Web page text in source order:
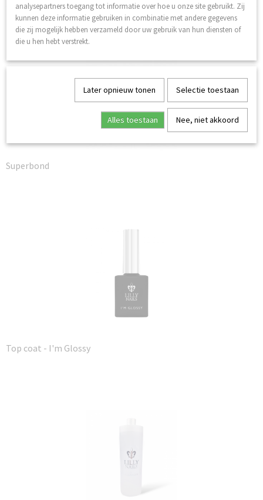
Ook interessant
Superbond
Top coat - I'm Glossy
analysepartners toegang tot informatie over hoe u onze site gebruikt. Zij
kunnen deze informatie gebruiken in combinatie met andere gegevens
die zij mogelijk hebben verzameld door uw gebruik van hun diensten of
die u hen hebt verstrekt.
Later opnieuw tonen Selectie toestaan
Alles toestaan Nee, niet akkoord